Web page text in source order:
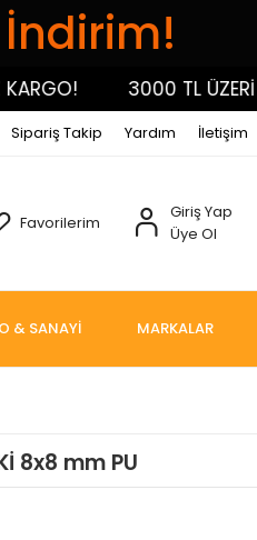
İndirim!
3000 TL ÜZERİ
Sipariş Takip Yardım İletişim
Favorilerim
Giriş Yap
Üye Ol
& SANAYİ MARKALAR
8x8 mm PU